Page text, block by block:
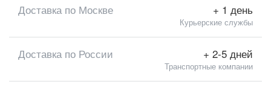
Доставка по Москве + 1 день
Курьерские службы
Доставка по России + 2-5 дней
Транспортные компании